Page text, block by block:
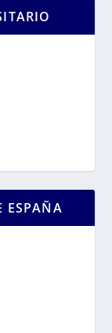
ESPAÑA